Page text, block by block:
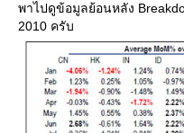
พาไปดูข้อมูลย้อนหลัง
2010 ครับ